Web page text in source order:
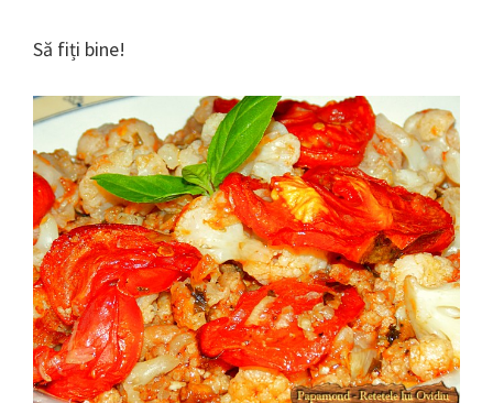
Să fiți bine!